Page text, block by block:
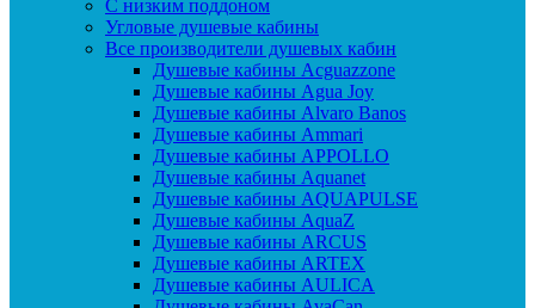
С низким поддоном
Угловые душевые кабины
Все производители душевых кабин
Душевые кабины Acguazzone
Душевые кабины Agua Joy
Душевые кабины Alvaro Banos
Душевые кабины Ammari
Душевые кабины APPOLLO
Душевые кабины Aquanet
Душевые кабины AQUAPULSE
Душевые кабины AquaZ
Душевые кабины ARCUS
Душевые кабины ARTEX
Душевые кабины AULICA